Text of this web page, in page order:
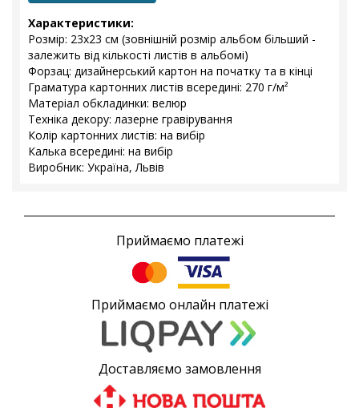
Характеристики:
Розмір: 23x23 см (зовнішній розмір альбом більший -
залежить від кількості листів в альбомі)
Форзац: дизайнерський картон на початку та в кінці
Граматура картонних листів всередині: 270 г/м²
Матеріал обкладинки: велюр
Техніка декору: лазерне гравірування
Колір картонних листів: на вибір
Калька всередині: на вибір
Виробник: Україна, Львів
Приймаємо платежі
Приймаємо онлайн платежі
Доставляємо замовлення